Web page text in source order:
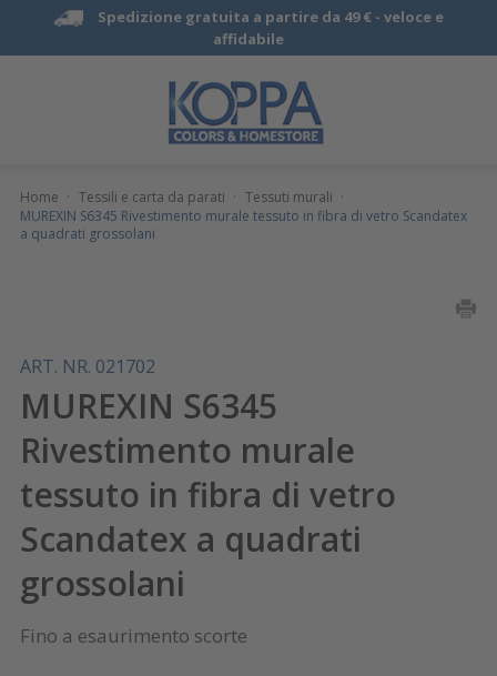
Spedizione gratuita a partire da 49 € - veloce e
affidabile
Home · Tessili e carta da parati · Tessuti murali ·
MUREXIN S6345 Rivestimento murale tessuto in fibra di vetro Scandatex
a quadrati grossolani
ART. NR. 021702
MUREXIN S6345
Rivestimento murale
tessuto in fibra di vetro
Scandatex a quadrati
grossolani
Fino a esaurimento scorte